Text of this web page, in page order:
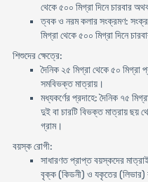
থেকে ৫০০ মিগ্রা দিনে চারবার
ত্বক ও নরম কলার সংক্রমণ:
মিগ্রা থেকে ৫০০ মিগ্রা দিনে
শিশুদের ক্ষেত্রে:
দৈনিক ২৫ মিগ্রা থেকে ৫০ মিগ্রা
সমবিভক্ত মাত্রায়।
মধ্যকর্ণের প্রদাহে: দৈনিক ৭৫
দুই বা চারটি বিভক্ত মাত্রায় ছয়
গ্রাম।
বয়স্ক রােগী:
সাধারণত প্রাপ্ত বয়স্কদের
বৃক্ক (কিডনী) ও যকৃতের (লিভার)